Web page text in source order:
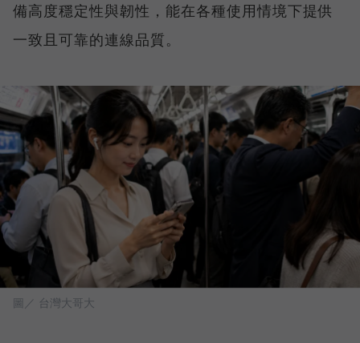
備高度穩定性與韌性，能在各種使用情境下提供
一致且可靠的連線品質。
圖／ 台灣大哥大